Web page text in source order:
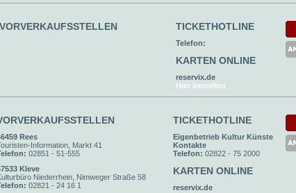
VORVERKAUFSSTELLEN TICKETHOTLINE
Telefon:
KARTEN ONLINE
reservix.de
Hier bestellen
Rees
Information, Markt 41
02851 - 51-555
Kleve
Niederrhein, Nimweger Straße 58
02821 - 24 16 1
TICKETHOTLINE
Eigenbetrieb Kultur Künste
Kontakte
Telefon: 02822 - 75 2000
KARTEN ONLINE
reservix.de